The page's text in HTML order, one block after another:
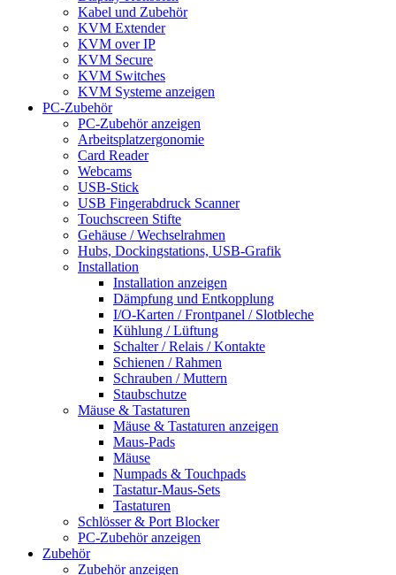
Kabel und Zubehör
KVM Extender
KVM over IP
KVM Secure
KVM Switches
KVM Systeme anzeigen
PC-Zubehör
PC-Zubehör anzeigen
Arbeitsplatzergonomie
Card Reader
Webcams
USB-Stick
USB Fingerabdruck Scanner
Touchscreen Stifte
Gehäuse / Wechselrahmen
Hubs, Dockingstations, USB-Grafik
Installation
Installation anzeigen
Dämpfung und Entkopplung
I/O-Karten / Frontpanel / Slotbleche
Kühlung / Lüftung
Schalter / Relais / Kontakte
Schienen / Rahmen
Schrauben / Muttern
Staubschutze
Mäuse & Tastaturen
Mäuse & Tastaturen anzeigen
Maus-Pads
Mäuse
Numpads & Touchpads
Tastatur-Maus-Sets
Tastaturen
Schlösser & Port Blocker
PC-Zubehör anzeigen
Zubehör
Zubehör anzeigen